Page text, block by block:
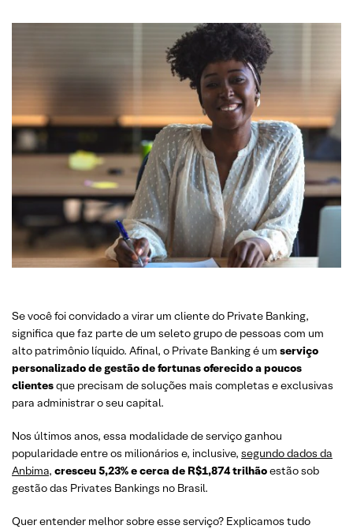
Se você foi convidado a virar um cliente do Private Banking,
significa que faz parte de um seleto grupo de pessoas com um
alto patrimônio líquido. Afinal, o Private Banking é um serviço
personalizado de gestão de fortunas oferecido a poucos
clientesque precisam de soluções mais completas e exclusivas
para administrar o seu capital.
Nos últimos anos, essa modalidade de serviço ganhou
popularidade entre os milionários e, inclusive, segundo dados da
Anbima, cresceu 5,23% e cerca de R$1,874 trilhãoestão sob
gestão das Privates Bankings no Brasil.
Quer entender melhor sobre esse serviço? Explicamos tudo